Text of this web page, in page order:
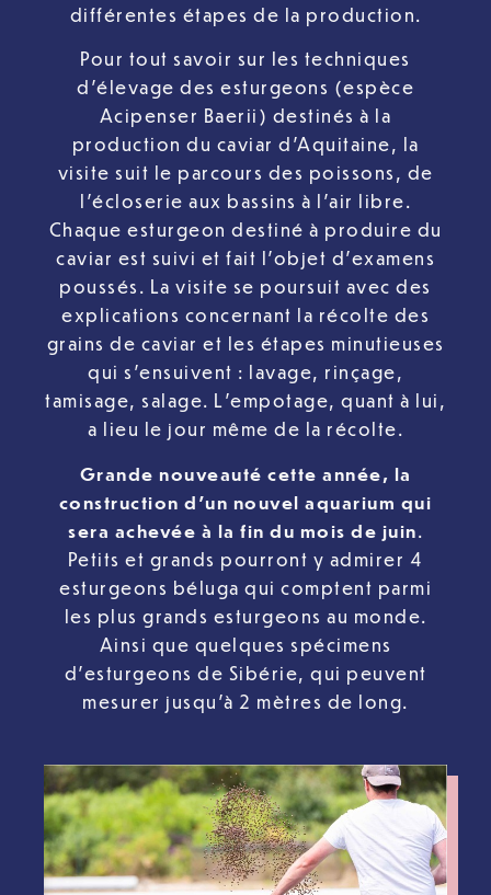
différentes étapes de la production.
Pour tout savoir sur les techniques
d’élevage des esturgeons (espèce
Acipenser Baerii) destinés à la
production du caviar d’Aquitaine, la
visite suit le parcours des poissons, de
l’écloserie aux bassins à l’air libre.
Chaque esturgeon destiné à produire du
caviar est suivi et fait l’objet d’examens
poussés. La visite se poursuit avec des
explications concernant la récolte des
grains de caviar et les étapes minutieuses
qui s’ensuivent : lavage, rinçage,
tamisage, salage. L’empotage, quant à lui,
a lieu le jour même de la récolte.
Grande nouveauté cette année, la
construction d’un nouvel aquarium qui
sera achevée à la fin du mois de juin.
Petits et grands pourront y admirer 4
esturgeons béluga qui comptent parmi
les plus grands esturgeons au monde.
Ainsi que quelques spécimens
d’esturgeons de Sibérie, qui peuvent
mesurer jusqu’à 2 mètres de long.